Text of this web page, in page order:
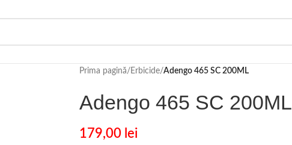
Prima pagină/ Erbicide/Adengo 465 SC 200ML
Adengo 465 SC 200ML
179,00 lei